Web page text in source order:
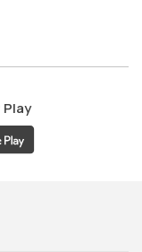
ao
Play